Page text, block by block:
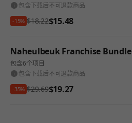
包含下载后不可退款商品
-15% $18.22$15.48
Naheulbeuk Franchise Bundle
包含6个项目
包含下载后不可退款商品
-35% $29.69$19.27